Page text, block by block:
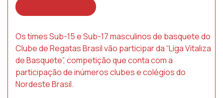
Os times Sub-15 e Sub-17 masculinos de basquete do
Clube de Regatas Brasil vão participar da “Liga Vitaliza
de Basquete”, competição que conta com a
participação de inúmeros clubes e colégios do
Nordeste Brasil.